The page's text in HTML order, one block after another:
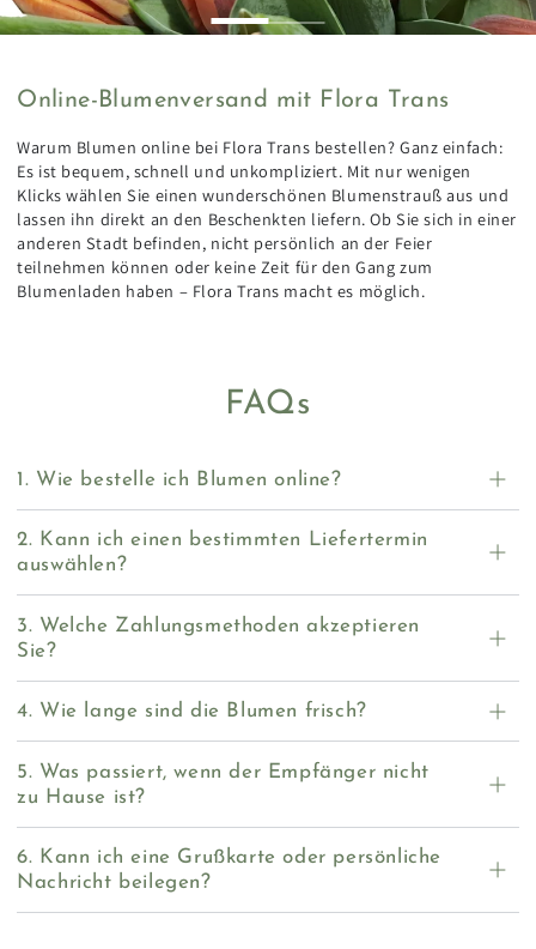
Online-Blumenversand mit Flora Trans
Warum Blumen online bei Flora Trans bestellen? Ganz einfach:
Es ist bequem, schnell und unkompliziert. Mit nur wenigen
Klicks wählen Sie einen wunderschönen Blumenstrauß aus und
lassen ihn direkt an den Beschenkten liefern. Ob Sie sich in einer
anderen Stadt befinden, nicht persönlich an der Feier
teilnehmen können oder keine Zeit für den Gang zum
Blumenladen haben – Flora Trans macht es möglich.
FAQs
1. Wie bestelle ich Blumen online?
2. Kann ich einen bestimmten Liefertermin
auswählen?
3. Welche Zahlungsmethoden akzeptieren
Sie?
4. Wie lange sind die Blumen frisch?
5. Was passiert, wenn der Empfänger nicht
zu Hause ist?
6. Kann ich eine Grußkarte oder persönliche
Nachricht beilegen?